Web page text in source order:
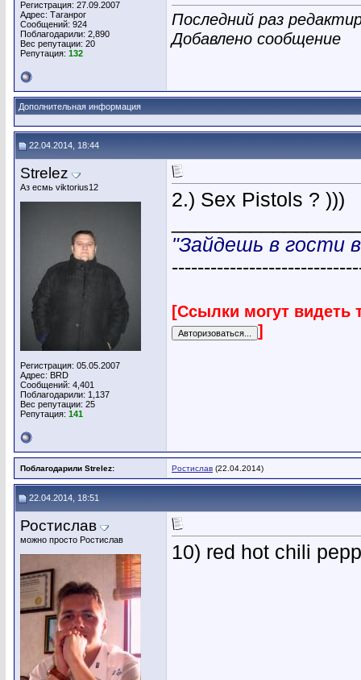
Регистрация: 27.09.2007
Адрес: Таганрог
Сообщений: 924
Поблагодарили: 2,890
Вес репутации: 20
Репутация: 132
Последний раз
Добавлено сообщение
Дополнительная информация
22.04.2014, 18:44
Strelez
Аз есмь viktorius12
Регистрация: 05.05.2007
Адрес: BRD
Сообщений: 4,401
Поблагодарили: 1,137
Вес репутации: 25
Репутация: 141
2.) Sex Pistols ? )))
"Зайдешь в гости
[Ссылки могут видеть
]
Поблагодарили Strelez: Ростислав (22.04.2014)
22.04.2014, 18:51
Ростислав
можно просто Ростислав
10) red hot chili